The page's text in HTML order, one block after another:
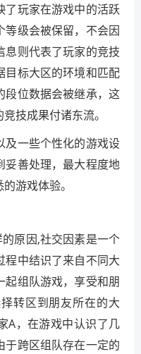
了玩家在游戏中的活跃
等级会被保留，不会因
息则代表了玩家的竞技
目标大区的环境和匹配
段位数据会被继承，这
技成果付诸东流。
及一些个性化的游戏设
妥善处理，最大程度地
游戏体验。
原因,社交因素是一个
程中结识了来自不同大
起组队游戏，享受和朋
转区到朋友所在的大
A，在游戏中认识了几
于跨区组队存在一定的